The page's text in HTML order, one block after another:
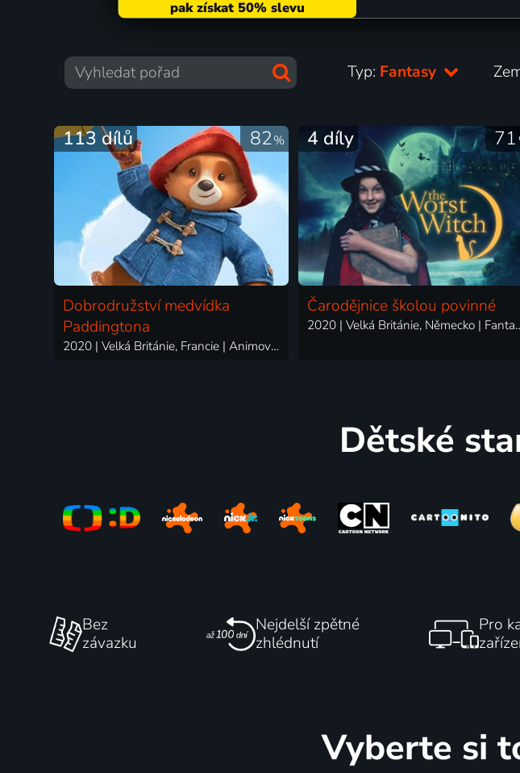
Typ: Fantasy
82%
113 dílů
Dobrodružství medvídka
Paddingtona
2020 | Velká Británie, Francie | Animovaný, Dobrodružný, Fantasy, Komedie, Rodinný
71
4 díly
Čarodějnice školou povinné
2020 | Velká
Dětské
Bez
závazku
Nejdelší zpětné
zhlédnutí
Pro
Vyberte si